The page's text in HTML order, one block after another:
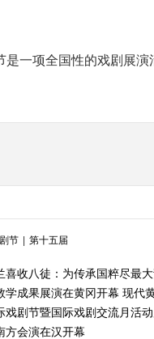
项全国性的戏剧展演
节 第十五届
喜收八徒：为传承国粹尽最
学成果展演在黄冈开幕 现代
情..
戏剧节暨国际戏剧交流月活
方会演在汉开幕